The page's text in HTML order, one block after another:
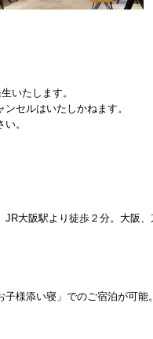
いたします。
セルはいたしかねます。
。
大阪駅より徒歩２分。大阪
様添い寝」でのご宿泊が可